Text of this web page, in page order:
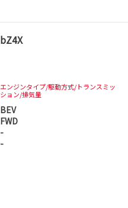
bZ4X
エンジンタイプ/駆動方式/トランスミッ
ション/排気量
BEV
FWD
-
-